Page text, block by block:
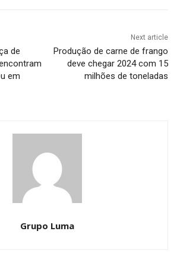
de
em
Next article
Produção de carne de frango
deve chegar 2024 com 15
milhões de toneladas
Grupo Luma